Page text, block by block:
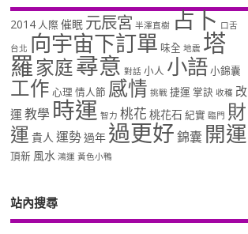
2014 人際 催眠 元辰宮 半澤直樹 占卜 口舌
台北 向宇宙下訂單 味全 地震 塔
羅家庭尋意 對話 小人 小語 小錦囊
工作 心理 情人節 感情 挑戰 捷運 掌訣 收穫 改
運 教學 時運 智力 桃花 桃花石 紀實 臨門 財
運 貴人 運勢過年 過更好錦囊 開運
頂新 風水 鴻運 黃色小鴨
站內搜尋